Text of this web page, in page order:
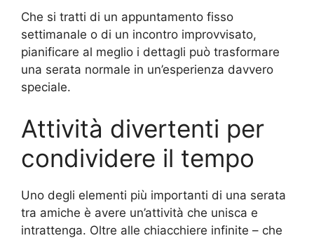
Che si tratti di un appuntamento fisso
settimanale o di un incontro improvvisato,
pianificare al meglio i dettagli può trasformare
una serata normale in un’esperienza davvero
speciale.
Attività divertenti per
condividere il tempo
Uno degli elementi più importanti di una serata
tra amiche è avere un’attività che unisca e
intrattenga. Oltre alle chiacchiere infinite – che